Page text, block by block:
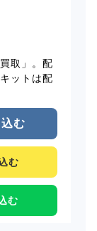
取」。配
ットは配
む
む
む